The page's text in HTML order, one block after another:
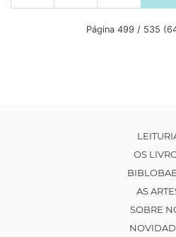
Página 499 / 535
OS
AS
SOBRE